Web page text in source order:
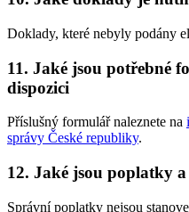
Doklady, které nebyly podány
11. Jaké jsou potřebné
dispozici
Příslušný formulář naleznete na
správy České republiky.
12. Jaké jsou poplatky
Správní poplatky nejsou